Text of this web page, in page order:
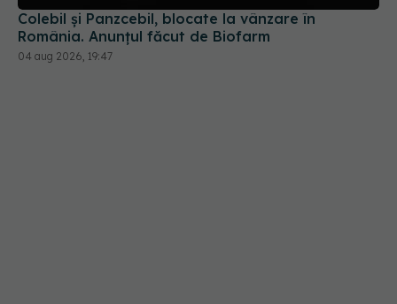
Colebil și Panzcebil, blocate la vânzare în
România. Anunțul făcut de Biofarm
04 aug 2026, 19:47